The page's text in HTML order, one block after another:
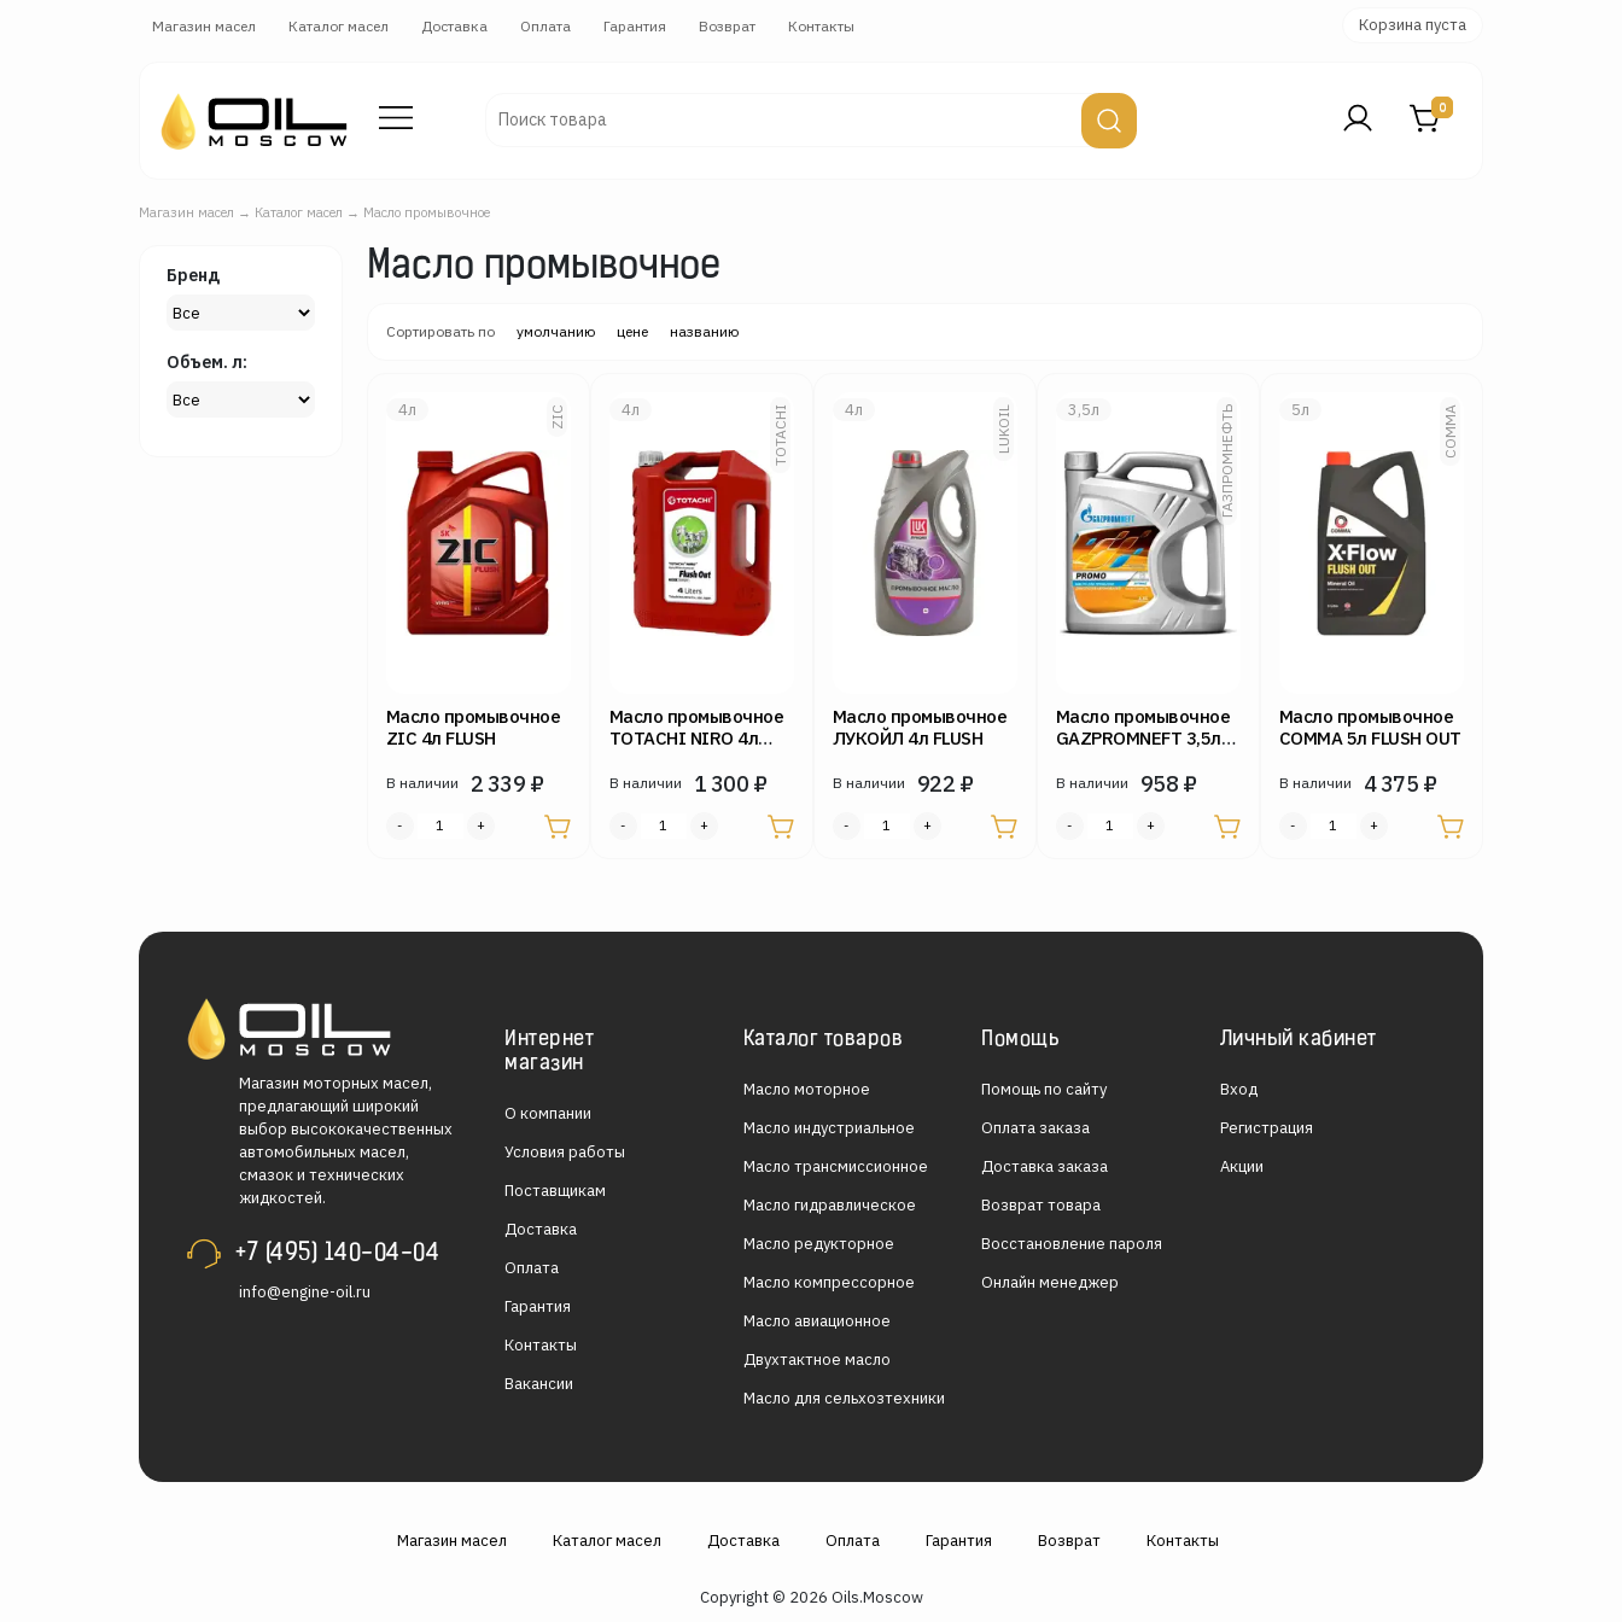
Магазин масел Каталог масел Доставка Оплата Гарантия Возврат Контакты Корзина пуста
0
Магазин масел → Каталог масел → Масло промывочное
Бренд
Объем. л:
Масло промывочное
Сортировать по умолчанию цене названию
ZIC
4л
Масло промывочное
ZIC 4л FLUSH
В наличии 2 339 ₽
TOTACHI
4л
Масло промывочное
TOTACHI NIRO 4л
В наличии 1 300 ₽
LUKOIL
4л
Масло промывочное
ЛУКОЙЛ 4л FLUSH
В наличии 922 ₽
ГАЗПРОМНЕФТЬ
3,5л
Масло промывочное
GAZPROMNEFT 3,5л
бензиновых и
двигателей)
В наличии 958 ₽
COMMA
5л
Масло промывочное
COMMA 5л FLUSH OUT
В наличии 4 375 ₽
Магазин моторных масел,
предлагающий широкий
выбор высококачественных
автомобильных масел,
смазок и технических
жидкостей.
+7 (495) 140-04-04
info@engine-oil.ru
Интернет
магазин
О компании
Условия работы
Поставщикам
Доставка
Оплата
Гарантия
Контакты
Вакансии
Каталог товаров
Масло моторное
Масло индустриальное
Масло трансмиссионное
Масло гидравлическое
Масло редукторное
Масло компрессорное
Масло авиационное
Двухтактное масло
Масло для сельхозтехники
Помощь
Помощь по сайту
Оплата заказа
Доставка заказа
Возврат товара
Восстановление пароля
Онлайн менеджер
Личный кабинет
Вход
Регистрация
Акции
Магазин масел Каталог масел Доставка Оплата Гарантия Возврат Контакты
Copyright © 2026 Oils.Moscow